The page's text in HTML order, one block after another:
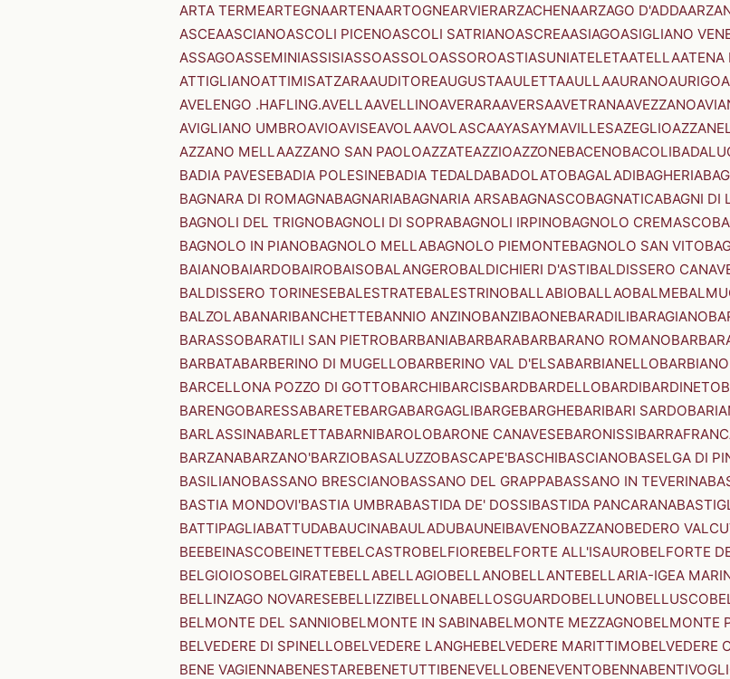
ARTA TERMEARTEGNAARTENAARTOGNEARVIERARZACHENAARZAGO D'ADDA
ASCEAASCIANOASCOLI PICENOASCOLI SATRIANOASCREAASIAGOASIGLIANO
ASSAGOASSEMINIASSISIASSOASSOLOASSOROASTIASUNIATELETAATELLAATENA
ATTIGLIANOATTIMISATZARAAUDITOREAUGUSTAAULETTAAULLAAURANOAURIGO
AVELENGO .HAFLING.AVELLAAVELLINOAVERARAAVERSAAVETRANAAVEZZANO
AVIGLIANO UMBROAVIOAVISEAVOLAAVOLASCAAYASAYMAVILLESAZEGLIO
AZZANO MELLAAZZANO SAN PAOLOAZZATEAZZIOAZZONEBACENOBACOLI
BADIA PAVESEBADIA POLESINEBADIA TEDALDABADOLATOBAGALADIBAGHERIA
BAGNARA DI ROMAGNABAGNARIABAGNARIA ARSABAGNASCOBAGNATICABAGNI DI
BAGNOLI DEL TRIGNOBAGNOLI DI SOPRABAGNOLI IRPINOBAGNOLO CREMASCO
BAGNOLO IN PIANOBAGNOLO MELLABAGNOLO PIEMONTEBAGNOLO SAN VITO
BAIANOBAIARDOBAIROBAISOBALANGEROBALDICHIERI D'ASTIBALDISSERO
BALDISSERO TORINESEBALESTRATEBALESTRINOBALLABIOBALLAOBALME
BALZOLABANARIBANCHETTEBANNIO ANZINOBANZIBAONEBARADILIBARAGIANO
BARASSOBARATILI SAN PIETROBARBANIABARBARABARBARANO ROMANO
BARBATABARBERINO DI MUGELLOBARBERINO VAL D'ELSABARBIANELLO
BARCELLONA POZZO DI GOTTOBARCHIBARCISBARDBARDELLOBARDIBARDINETO
BARENGOBARESSABARETEBARGABARGAGLIBARGEBARGHEBARIBARI SARDO
BARLASSINABARLETTABARNIBAROLOBARONE CANAVESEBARONISSI
BARZANABARZANO'BARZIOBASALUZZOBASCAPE'BASCHIBASCIANOBASELGA DI
BASILIANOBASSANO BRESCIANOBASSANO DEL GRAPPABASSANO IN TEVERINA
BASTIA MONDOVI'BASTIA UMBRABASTIDA DE' DOSSIBASTIDA PANCARANA
BATTIPAGLIABATTUDABAUCINABAULADUBAUNEIBAVENOBAZZANOBEDERO
BEEBEINASCOBEINETTEBELCASTROBELFIOREBELFORTE ALL'ISAUROBELFORTE
BELGIOIOSOBELGIRATEBELLABELLAGIOBELLANOBELLANTEBELLARIA-IGEA
BELLINZAGO NOVARESEBELLIZZIBELLONABELLOSGUARDOBELLUNOBELLUSCO
BELMONTE DEL SANNIOBELMONTE IN SABINABELMONTE MEZZAGNOBELMONTE
BELVEDERE DI SPINELLOBELVEDERE LANGHEBELVEDERE MARITTIMOBELVEDERE
BENE VAGIENNABENESTAREBENETUTTIBENEVELLOBENEVENTOBENNA